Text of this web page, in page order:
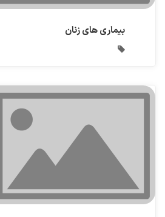
بیماری های زنان